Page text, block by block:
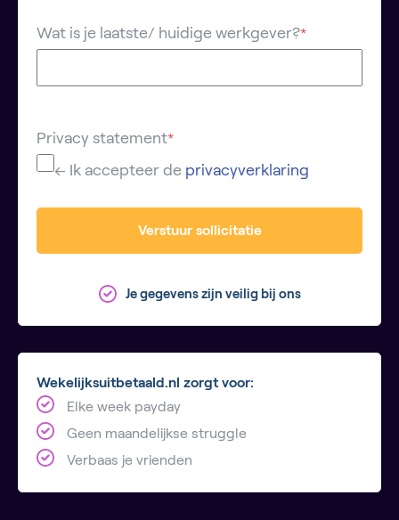
Wat is je laatste/ huidige werkgever?*
Privacy statement*
← Ik accepteer de privacyverklaring
Verstuur sollicitatie
Je gegevens zijn veilig bij ons
Wekelijksuitbetaald.nl zorgt voor:
Elke week payday
Geen maandelijkse struggle
Verbaas je vrienden